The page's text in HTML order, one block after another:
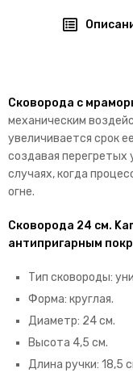
Сковорода с
механическим
увеличивается срок
создавая перегретых
случаях, когда
огне.
Сковорода 24 см.
антипригарным
Тип сковороды:
Форма: круглая.
Диаметр: 24 см.
Высота 4,5 см.
Длина ручки: 18,5